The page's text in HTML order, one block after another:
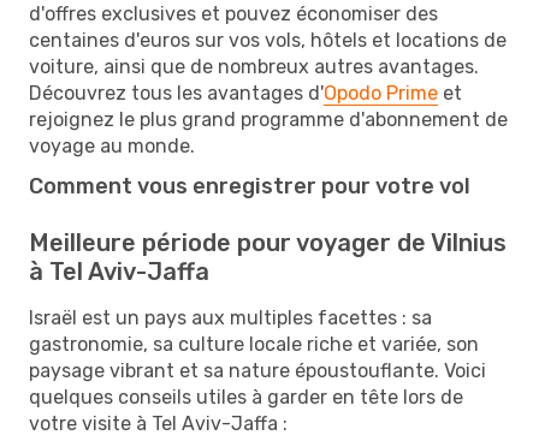
d'offres exclusives et pouvez économiser des
centaines d'euros sur vos vols, hôtels et locations de
voiture, ainsi que de nombreux autres avantages.
Découvrez tous les avantages d'Opodo Prime et
rejoignez le plus grand programme d'abonnement de
voyage au monde.
Comment vous enregistrer pour votre vol
Meilleure période pour voyager de Vilnius
à Tel Aviv-Jaffa
Israël est un pays aux multiples facettes : sa
gastronomie, sa culture locale riche et variée, son
paysage vibrant et sa nature époustouflante. Voici
quelques conseils utiles à garder en tête lors de
votre visite à Tel Aviv-Jaffa :